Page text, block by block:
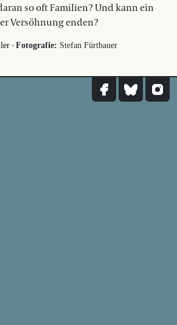
so oft Familien? Und kann ein
Versöhnung enden?
· Fotografie: Stefan Fürtbauer